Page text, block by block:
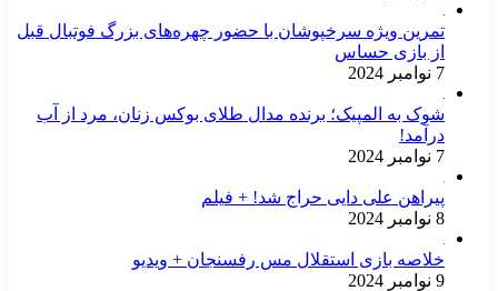
تمرین ویژه سرخپوشان با حضور چهره‌های بزرگ فوتبال قبل
از بازی حساس
7 نوامبر 2024
شوک به المپیک؛ برنده مدال طلای بوکس زنان، مرد از آب
درآمد!
7 نوامبر 2024
پیراهن علی دایی حراج شد! + فیلم
8 نوامبر 2024
خلاصه بازی استقلال مس رفسنجان + ویدیو
9 نوامبر 2024